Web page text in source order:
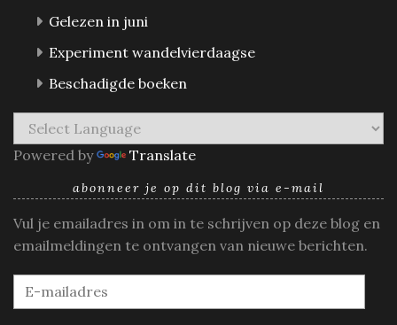
Gelezen in juni
Experiment wandelvierdaagse
Beschadigde boeken
Powered by Translate
abonneer je op dit blog via e-mail
Vul je emailadres in om in te schrijven op deze blog en
emailmeldingen te ontvangen van nieuwe berichten.
E-
mailadres